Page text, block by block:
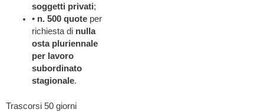
soggetti privati;
• n. 500 quoteper
richiesta di nulla
osta pluriennale
per lavoro
subordinato
stagionale.
Trascorsi 50 giorni